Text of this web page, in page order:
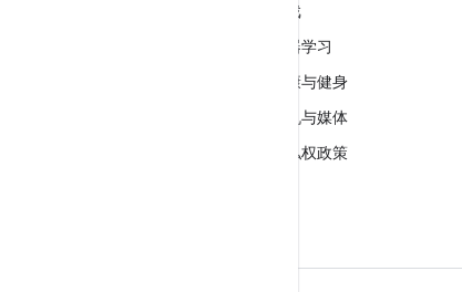
游戏
机器学习
健康与健身
相机与媒体
隐私权政策